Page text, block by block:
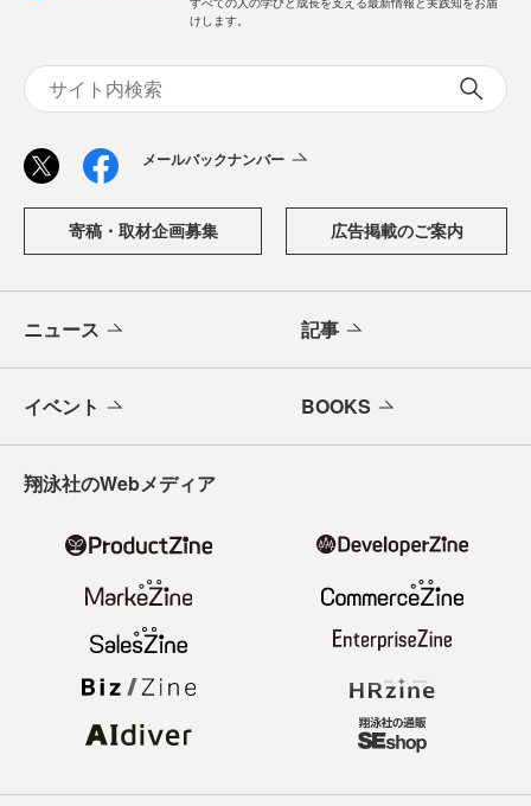
けします。
メールバックナンバー
寄稿・取材企画募集 広告掲載のご案内
ニュース 記事
イベント BOOKS
翔泳社のWebメディア